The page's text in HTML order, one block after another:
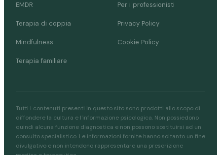
EMDR
Terapia di coppia
Mindfulness
Terapia familiare
Per i professionisti
Privacy Policy
Cookie Policy
Tutti i contenuti presenti in questo sito sono prodotti allo scopo di
diffondere la cultura e l'informazione psicologica. Non possiedono
quindi alcuna funzione diagnostica e non possono sostituirsi ad un
consulto specialistico. Le informazioni fornite hanno soltanto un fine
divulgativo e non intendono rappresentare una prescrizione